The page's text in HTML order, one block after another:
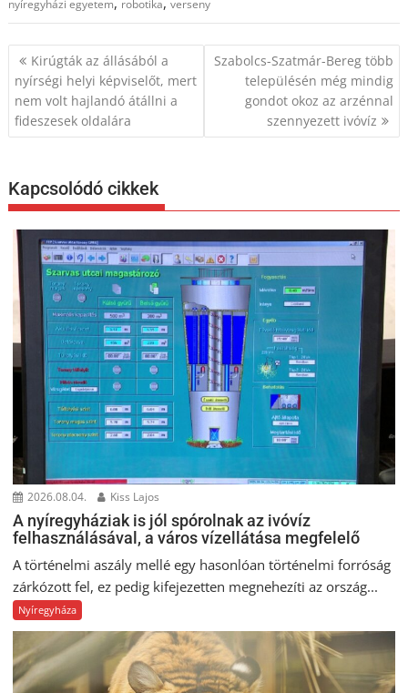
nyíregyházi egyetem robotika verseny
Bejegyzés
navigáció
Kirúgták az állásából a
nyírségi helyi képviselőt, mert
nem volt hajlandó átállni a
fideszesek oldalára
Szabolcs-Szatmár-Bereg több
településén még mindig
gondot okoz az arzénnal
szennyezett ivóvíz
Kapcsolódó cikkek
2026.08.04. Kiss Lajos
A nyíregyháziak is jól spórolnak az ivóvíz
felhasználásával, a város vízellátása megfelelő
A történelmi aszály mellé egy hasonlóan történelmi forróság
zárkózott fel, ez pedig kifejezetten megnehezíti az ország...
Nyíregyháza